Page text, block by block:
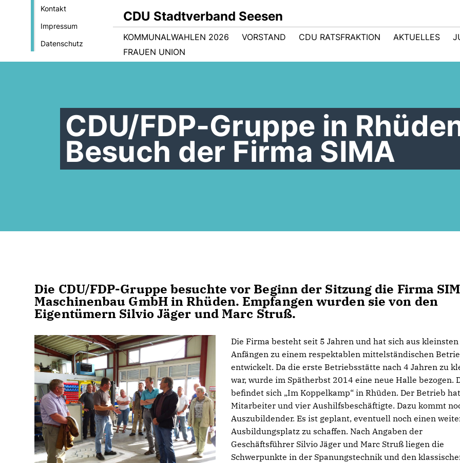
Kontakt
Impressum
Datenschutz
CDU Stadtverband Seesen
KOMMUNALWAHLEN 2026 VORSTAND CDU RATSFRAKTION AKTUELLES
FRAUEN UNION
CDU/FDP-Gruppe in
Besuch der Firma SIMA
Die CDU/FDP-Gruppe besuchte vor Beginn der Sitzung die Firma
Maschinenbau GmbH in Rhüden. Empfangen wurden sie von den
Eigentümern Silvio Jäger und Marc Struß.
Die Firma besteht seit 5 Jahren und hat sich aus kleinsten
Anfängen zu einem respektablen mittelständischen
entwickelt. Da die erste Betriebsstätte nach 4 Jahren zu
war, wurde im Spätherbst 2014 eine neue Halle bezogen.
befindet sich „Im Koppelkamp“ in Rhüden. Der Betrieb
Mitarbeiter und vier Aushilfsbeschäftigte. Dazu kommt
Auszubildender. Es ist geplant, eventuell noch einen
Ausbildungsplatz zu schaffen. Nach Angaben der
Geschäftsführer Silvio Jäger und Marc Struß liegen die
Schwerpunkte in der Spanungstechnik und den